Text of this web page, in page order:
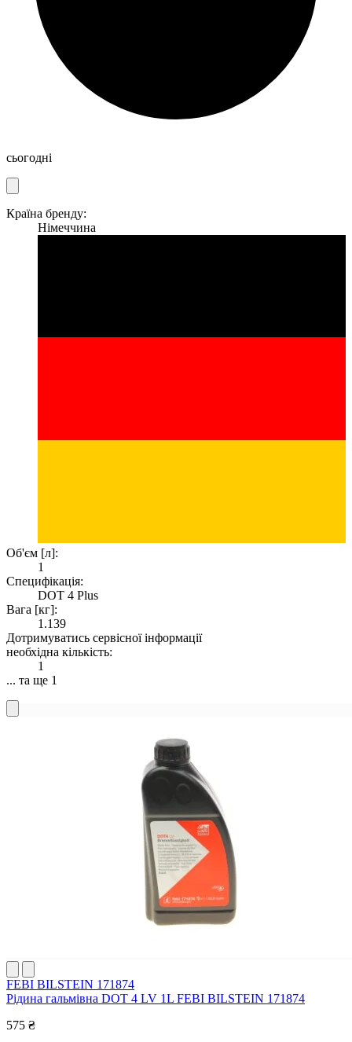
сьогодні
Країна бренду:
Німеччина
Об'єм [л]:
1
Специфікація:
DOT 4 Plus
Вага [кг]:
1.139
Дотримуватись сервісної інформації
необхідна кількість:
1
... та ще 1
FEBI BILSTEIN 171874
Рідина гальмівна DOT 4 LV 1L FEBI BILSTEIN 171874
575 ₴